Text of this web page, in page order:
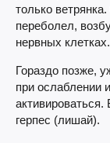
только
переболел,
нервных клетках.
Гораздо позже,
при ослаблении
герпес (лишай).